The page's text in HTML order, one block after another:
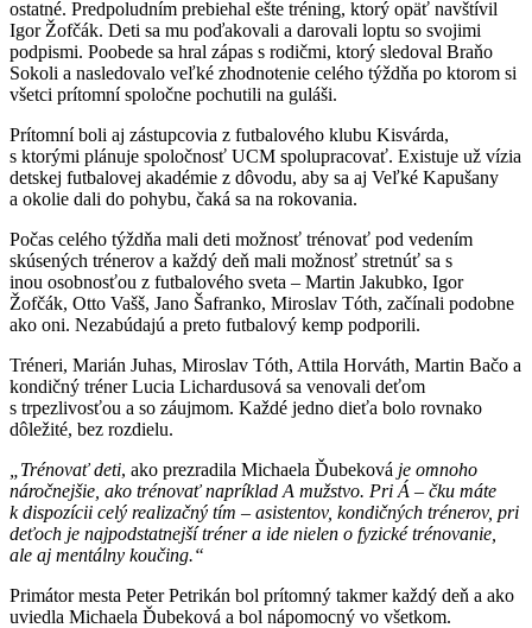
ostatné. Predpoludním prebiehal ešte tréning, ktorý opäť navštívil
Igor Žofčák. Deti sa mu poďakovali a darovali loptu so svojimi
podpismi. Poobede sa hral zápas s rodičmi, ktorý sledoval Braňo
Sokoli a nasledovalo veľké zhodnotenie celého týždňa po ktorom si
všetci prítomní spoločne pochutili na guláši.
Prítomní boli aj zástupcovia z futbalového klubu Kisvárda,
s ktorými plánuje spoločnosť UCM spolupracovať. Existuje už vízia
detskej futbalovej akadémie z dôvodu, aby sa aj Veľké Kapušany
a okolie dali do pohybu, čaká sa na rokovania.
Počas celého týždňa mali deti možnosť trénovať pod vedením
skúsených trénerov a každý deň mali možnosť stretnúť sa s
inou osobnosťou z futbalového sveta – Martin Jakubko, Igor
Žofčák, Otto Vašš, Jano Šafranko, Miroslav Tóth, začínali podobne
ako oni. Nezabúdajú a preto futbalový kemp podporili.
Tréneri, Marián Juhas, Miroslav Tóth, Attila Horváth, Martin Bačo a
kondičný tréner Lucia Lichardusová sa venovali deťom
s trpezlivosťou a so záujmom. Každé jedno dieťa bolo rovnako
dôležité, bez rozdielu.
„Trénovať deti, ako prezradila Michaela Ďubeková je omnoho
náročnejšie, ako trénovať napríklad A mužstvo. Pri Á – čku máte
k dispozícii celý realizačný tím – asistentov, kondičných trénerov, pri
deťoch je najpodstatnejší tréner a ide nielen o fyzické trénovanie,
ale aj mentálny koučing.“
Primátor mesta Peter Petrikán bol prítomný takmer každý deň a ako
uviedla Michaela Ďubeková a bol nápomocný vo všetkom.